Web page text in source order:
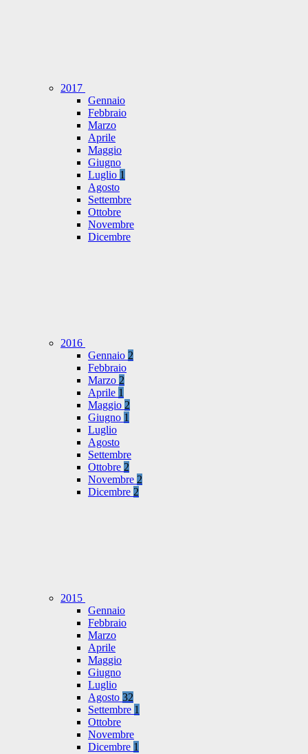
2017
Gennaio
Febbraio
Marzo
Aprile
Maggio
Giugno
Luglio 1
Agosto
Settembre
Ottobre
Novembre
Dicembre
2016
Gennaio 2
Febbraio
Marzo 2
Aprile 1
Maggio 2
Giugno 1
Luglio
Agosto
Settembre
Ottobre 2
Novembre 2
Dicembre 2
2015
Gennaio
Febbraio
Marzo
Aprile
Maggio
Giugno
Luglio
Agosto 32
Settembre 1
Ottobre
Novembre
Dicembre 1